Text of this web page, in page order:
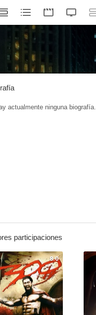
actualmente ninguna biografía.
participaciones
8.0